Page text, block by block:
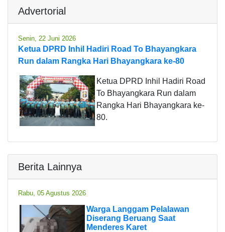
Advertorial
Senin, 22 Juni 2026
Ketua DPRD Inhil Hadiri Road To Bhayangkara
Run dalam Rangka Hari Bhayangkara ke-80
Ketua DPRD Inhil Hadiri Road
To Bhayangkara Run dalam
Rangka Hari Bhayangkara ke-
80.
Berita Lainnya
Rabu, 05 Agustus 2026
Warga Langgam Pelalawan
Diserang Beruang Saat
Menderes Karet